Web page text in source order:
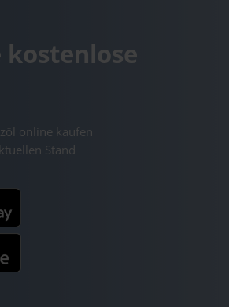
kostenlose
online kaufen
Stand